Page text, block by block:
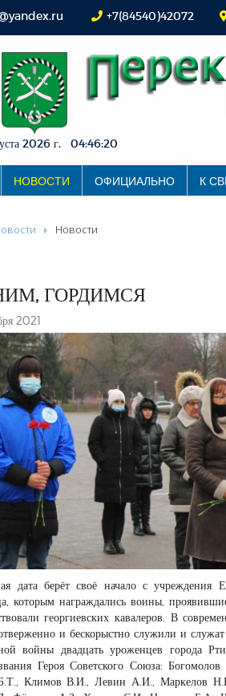
+7(84540)42072
2026 г. 04:46:21
НОВОСТИ ОФИЦИАЛЬНО К
Новости
ГОРДИМСЯ
2021
дата берёт своё начало с
которым награждались воины,
георгиевских кавалеров. В
и бескорыстно служили и
войны двадцать уроженцев города
Героя Советского Союза:
Климов В.И., Левин А.И., Маркелов